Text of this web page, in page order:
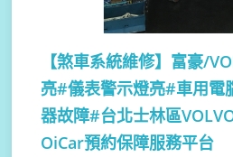
【煞車系統維修】 富豪/
亮#儀表警示燈亮#車用電
器故障#台北士林區
OiCar預約保障服務平台